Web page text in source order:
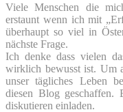
Viele Menschen die
erstaunt wenn ich mit
überhaupt so viel in
nächste Frage.
Ich denke dass vielen
wirklich bewusst ist. Um
unser tägliches Leben
diesen Blog geschaffen.
diskutieren einladen.